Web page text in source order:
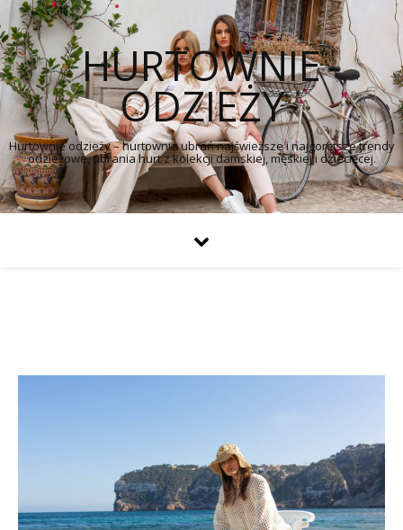
HURTOWNIE
ODZIEŻY
Hurtownie odzieży – hurtownia ubrań najświeższe i najgorętsze trendy
odzieżowe, ubrania hurt z kolekcji damskiej, męskiej i dziecięcej.